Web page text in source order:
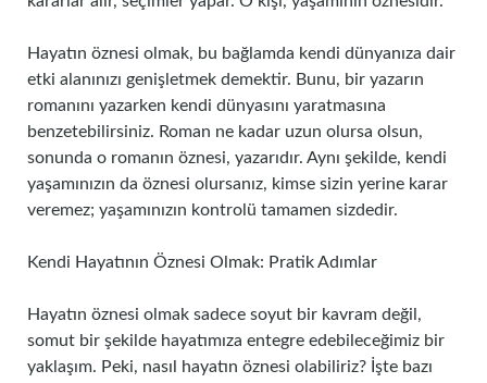
Hayatın öznesi olmak, bu bağlamda kendi dünyanıza dair
etki alanınızı genişletmek demektir. Bunu, bir yazarın
romanını yazarken kendi dünyasını yaratmasına
benzetebilirsiniz. Roman ne kadar uzun olursa olsun,
sonunda o romanın öznesi, yazarıdır. Aynı şekilde, kendi
yaşamınızın da öznesi olursanız, kimse sizin yerine karar
veremez; yaşamınızın kontrolü tamamen sizdedir.
Kendi Hayatının Öznesi Olmak: Pratik Adımlar
Hayatın öznesi olmak sadece soyut bir kavram değil,
somut bir şekilde hayatımıza entegre edebileceğimiz bir
yaklaşım. Peki, nasıl hayatın öznesi olabiliriz? İşte bazı